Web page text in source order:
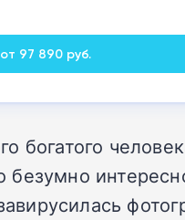
97 890 руб.
богатого